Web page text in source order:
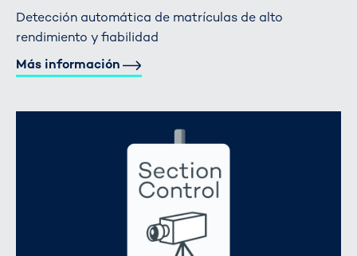
Detección automática de matrículas de alto
rendimiento y fiabilidad
Más información